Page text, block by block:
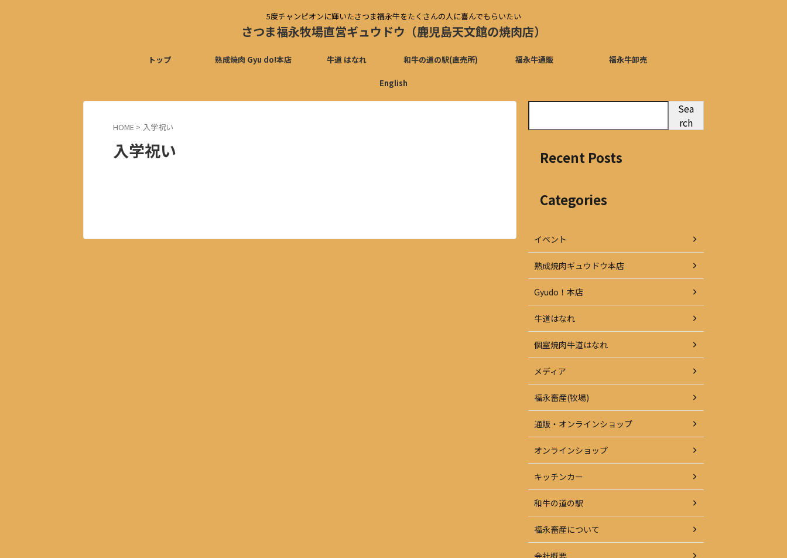
5度チャンピオンに輝いたさつま福永牛をたくさんの人に喜んでもらいたい
さつま福永牧場直営ギュウドウ（鹿児島天文館の焼肉店）
トップ 熟成焼肉 Gyu do!本店 牛道 はなれ 和牛の道の駅(直売所) 福永牛通販 福永牛卸売
English
HOME > 入学祝い
入学祝い
Sea
rch
Recent Posts
Categories
イベント
熟成焼肉ギュウドウ本店
Gyudo！本店
牛道はなれ
個室焼肉牛道はなれ
メディア
福永畜産(牧場)
通販・オンラインショップ
オンラインショップ
キッチンカー
和牛の道の駅
福永畜産について
会社概要